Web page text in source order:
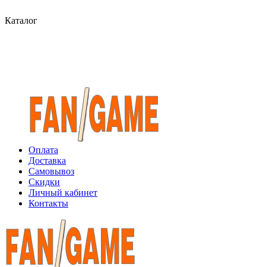
Каталог
Оплата
Доставка
Самовывоз
Скидки
Личный кабинет
Контакты